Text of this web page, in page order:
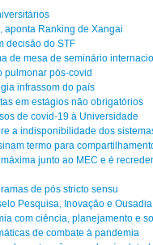
aponta Ranking de Xangai
decisão do STF
de mesa de seminário
pulmonar pós-covid
infrassom do país
em estágios não obrigatórios
de covid-19 à Universidade
a indisponibilidade dos
termo para
junto ao MEC e é
de pós stricto sensu
Pesquisa, Inovação e Ousadia
com ciência, planejamento e
de combate à pandemia